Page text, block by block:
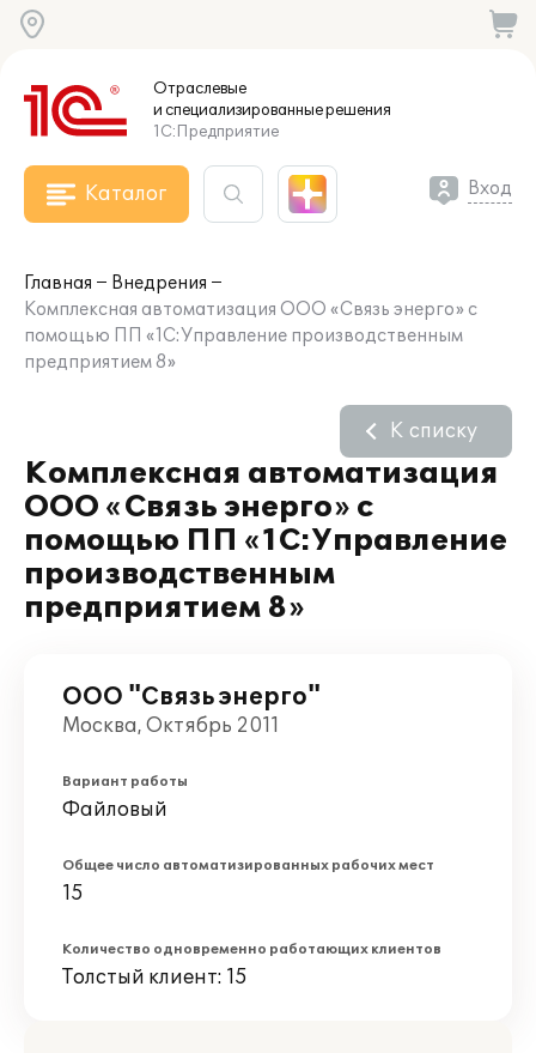
Отраслевые
и специализированныерешения
1С:Предприятие
Каталог Вход
Главная
Внедрения
Комплексная автоматизация ООО «Связь энерго» с
помощью ПП «1С:Управление производственным
предприятием 8»
Комплексная автоматизация
ООО «Связь энерго» с
помощью ПП «1С:Управление
производственным
предприятием 8»
К списку
ООО "Связь энерго"
Москва, Октябрь 2011
Вариант работы
Файловый
Общее число автоматизированных рабочих мест
15
Количество одновременно работающих клиентов
Толстый клиент: 15